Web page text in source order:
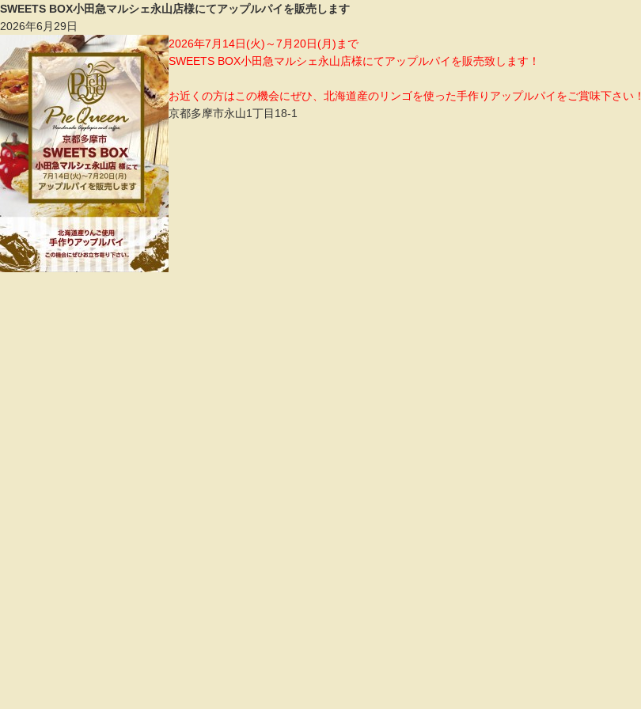
SWEETS BOX小田急マルシェ永山店様にてアップルパイを販売します
2026年6月29日
2026年7月14日(火)～7月20日(月)まで
SWEETS BOX小田急マルシェ永山店様にてアップルパイを販売致します！
お近くの方はこの機会にぜひ、北海道産のリンゴを使った手作りアップルパイをご賞味下さい！
京都多摩市永山1丁目18-1